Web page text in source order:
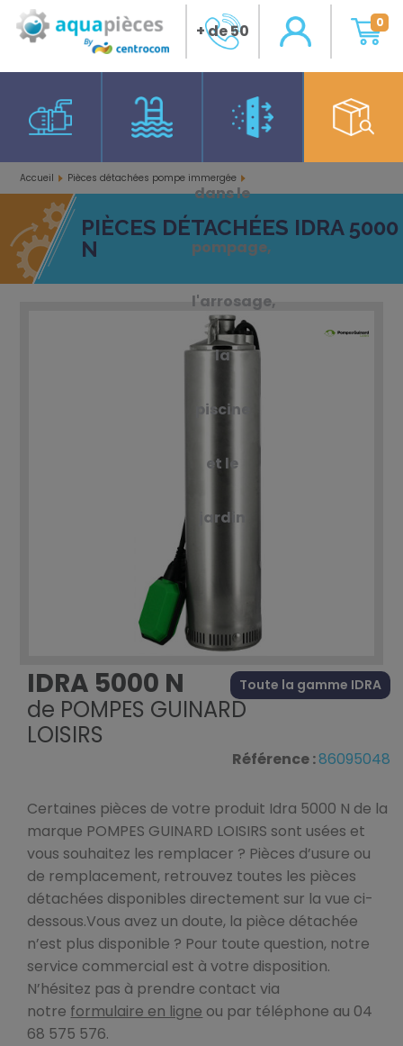
+ de 50
d'expérience
dans le
pompage,
l'arrosage,
la
piscine
et le
jardin
0
Accueil Pièces détachées pompe immergée
Pièces détachées Idra 5000 N
PIÈCES DÉTACHÉES IDRA 5000
N
IDRA 5000 N
de POMPES GUINARD
LOISIRS
Toute la gamme IDRA
Référence :86095048
Certaines pièces de votre produit Idra 5000 N de la
marque POMPES GUINARD LOISIRS sont usées et
vous souhaitez les remplacer ? Pièces d’usure ou
de remplacement, retrouvez toutes les pièces
détachées disponibles directement sur la vue ci-
dessous.Vous avez un doute, la pièce détachée
n’est plus disponible ? Pour toute question, notre
service commercial est à votre disposition.
N’hésitez pas à prendre contact via
notre formulaire en ligne ou par téléphone au 04
68 575 576.